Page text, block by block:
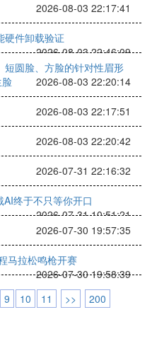
2026-08-03 22:17:41
硬件卸载验证
2026-08-03 22:46:09
圆脸、方脸的针对性眉形
2026-08-03 22:20:14
2026-08-03 22:17:51
2026-08-03 22:20:42
2026-07-31 22:16:32
终于不只等你开口
2026-07-31 10:51:21
2026-07-30 19:57:35
马拉松鸣枪开赛
2026-07-30 19:58:39
9 10 11 >> 200